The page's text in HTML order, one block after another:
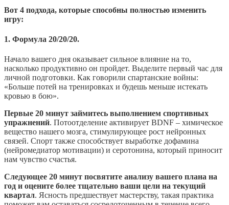
Вот 4 подхода, которые способны полностью изменить
игру:
1. Формула 20/20/20.
Начало вашего дня оказывает сильное влияние на то,
насколько продуктивно он пройдет. Выделите первый час для
личной подготовки. Как говорили спартанские войны:
«Больше потей на тренировках и будешь меньше истекать
кровью в бою».
Первые 20 минут займитесь выполнением спортивных
упражнений. Потоотделение активирует BDNF – химическое
вещество нашего мозга, стимулирующее рост нейронных
связей. Спорт также способствует выработке дофамина
(нейромедиатор мотивации) и серотонина, который приносит
нам чувство счастья.
Следующее 20 минут посвятите анализу вашего плана на
год и оцените более тщательно ваши цели на текущий
квартал. Ясность предшествует мастерству, такая практика